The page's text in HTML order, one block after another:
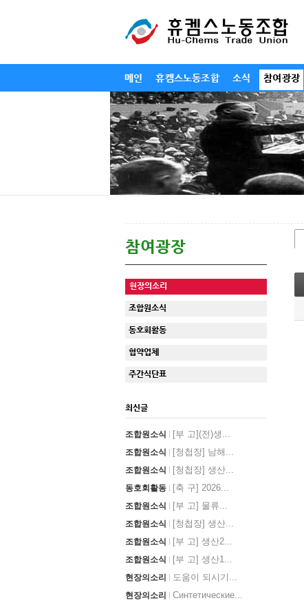
메인 휴켐스노동조합 소식 참여광장
참여광장
현장의소리
조합원소식
동호회활동
협약업체
주간식단표
최신글
조합원소식 [부 고](전)생...
조합원소식 [청첩장] 남해...
조합원소식 [청첩장] 생산...
동호회활동 [축 구] 2026...
조합원소식 [부 고] 물류...
조합원소식 [청첩장] 생산...
조합원소식 [부 고] 생산2...
조합원소식 [부 고] 생산1...
현장의소리 도움이 되시기...
현장의소리 Синтетические...